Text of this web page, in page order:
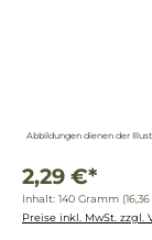
Abbildungen dienen der
2,29 €*
Inhalt: 140 Gramm
Preise inkl. MwSt. zzgl.